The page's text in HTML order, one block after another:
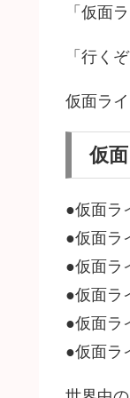
「仮面
「行くぞ
仮面ラ
仮
●仮面ラ
●仮面ラ
●仮面ラ
●仮面ラ
●仮面ラ
●仮面ラ